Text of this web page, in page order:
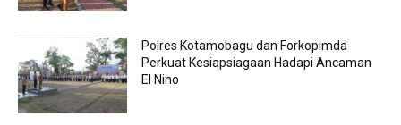
Polres Kotamobagu dan Forkopimda
Perkuat Kesiapsiagaan Hadapi Ancaman
El Nino